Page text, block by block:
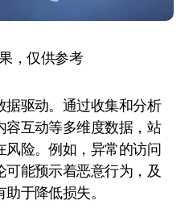
，仅供参考
据驱动。通过收集和分析
容互动等多维度数据，站
险。例如，异常的访问
能预示着恶意行为，及
于降低损失。